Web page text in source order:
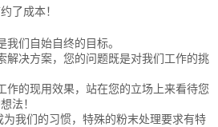
了成本！
们自始自终的目标。
解决方案，您的问题既是对我们工作的挑
作的现用效果，站在您的立场上来看待您
法！
为我们的习惯，特殊的粉末处理要求有特